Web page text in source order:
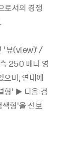
로서의 경쟁
‘뷰(view)’/
250 배너 영
으며, 연내에
형’ ▶ 다음 검
형’을 선보